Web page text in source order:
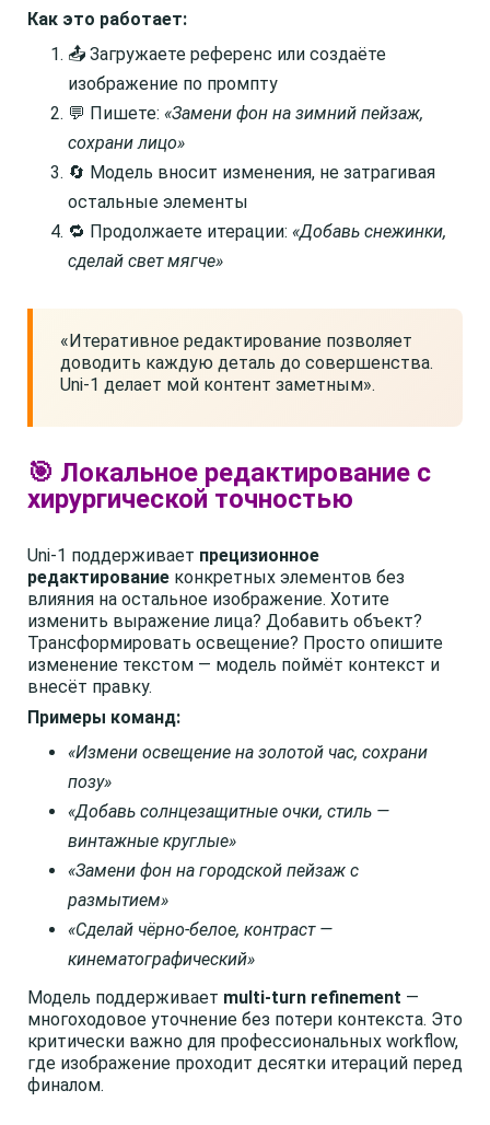
Как это работает:
📤 Загружаете референс или создаёте
изображение по промпту
💬 Пишете: «Замени фон на зимний пейзаж,
сохрани лицо»
🔄 Модель вносит изменения, не затрагивая
остальные элементы
🔁 Продолжаете итерации: «Добавь снежинки,
сделай свет мягче»
«Итеративное редактирование позволяет
доводить каждую деталь до совершенства.
Uni-1 делает мой контент заметным».
🎯 Локальное редактирование с
хирургической точностью
Uni-1 поддерживает прецизионное
редактирование конкретных элементов без
влияния на остальное изображение. Хотите
изменить выражение лица? Добавить объект?
Трансформировать освещение? Просто опишите
изменение текстом — модель поймёт контекст и
внесёт правку.
Примеры команд:
«Измени освещение на золотой час, сохрани
позу»
«Добавь солнцезащитные очки, стиль —
винтажные круглые»
«Замени фон на городской пейзаж с
размытием»
«Сделай чёрно-белое, контраст —
кинематографический»
Модель поддерживает multi-turn refinement —
многоходовое уточнение без потери контекста. Это
критически важно для профессиональных workflow,
где изображение проходит десятки итераций перед
финалом.